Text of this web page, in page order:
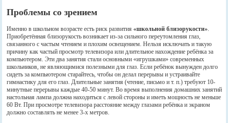
Проблемы со зрением
Именно в школьном возрасте есть риск развития«школьной близорукости»
Приобретённая близорукость возникает из-за сильного переутомления глаз,
связанного с частым чтением и плохим освещением. Нельзя исключать и такую
причину как частый просмотр телевизора или длительное нахождение ребёнка за
компьютером. Эти два занятия стали основными «игрушками» современных
школьников, не являющимися полезными для глаз. Если ребёнок вынужден долго
сидеть за компьютером старайтесь, чтобы он делал перерывы и устраивайте
гимнастику для его глаз. Длительные занятия (чтение, письмо и т. п.) требуют 10-
минутные перерывы каждые 40-50 минут. Во время выполнения домашних занятий
настольная лампа должна находиться с левой стороны и иметь мощность не меньше
60 Вт. При просмотре телевизора расстояние между глазами ребёнка и экраном
должно составлять не менее 3-х метров.